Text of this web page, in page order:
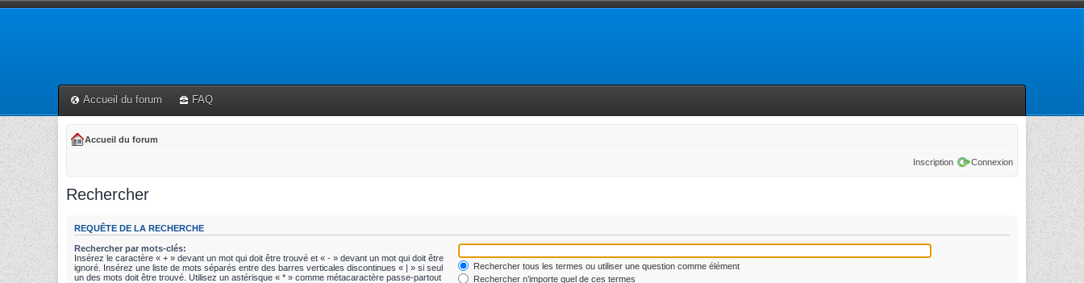
Accueil du forum FAQ
Accueil du forum
Inscription Connexion
Rechercher
REQUÊTE DE LA RECHERCHE
Rechercher par mots-clés:
Insérez le caractère « + » devant un mot qui doit être trouvé et « - » devant un mot qui doit être
ignoré. Insérez une liste de mots séparés entre des barres verticales discontinues « | » si seul
un des mots doit être trouvé. Utilisez un astérisque « * » comme métacaractère passe-partout
Rechercher tous les termes ou utiliser une question comme élément
Rechercher n’importe quel de ces termes